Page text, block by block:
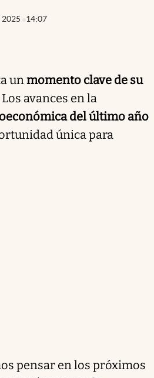
2025 14:07
unmomento clave de su
Los avances en la
del último año
única para
pensar en los próximos